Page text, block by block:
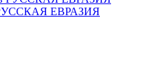
РУССКАЯ ЕВРАЗИЯ